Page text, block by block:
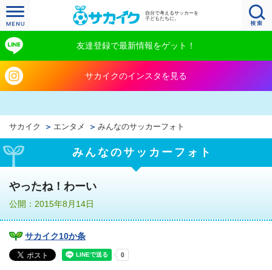
自分で考えるサッカーを
子どもたちに。
友達登録で最新情報をゲット！
サカイクのインスタを見る
サカイク エンタメ みんなのサッカーフォト
みんなのサッカーフォト
やったね！わーい
公開：2015年8月14日
サカイク10か条